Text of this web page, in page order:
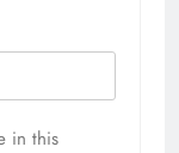
in this